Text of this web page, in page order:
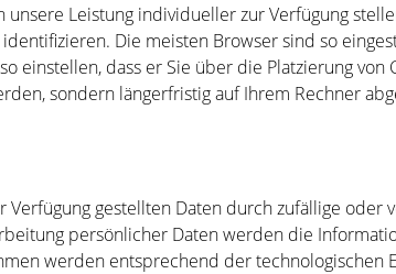
Leistung individueller zur Verfügung
Die meisten Browser sind so
einstellen, dass er Sie über die Platzierung
sondern längerfristig auf Ihrem Rechner
gestellten Daten durch zufällige oder
persönlicher Daten werden die
werden entsprechend der